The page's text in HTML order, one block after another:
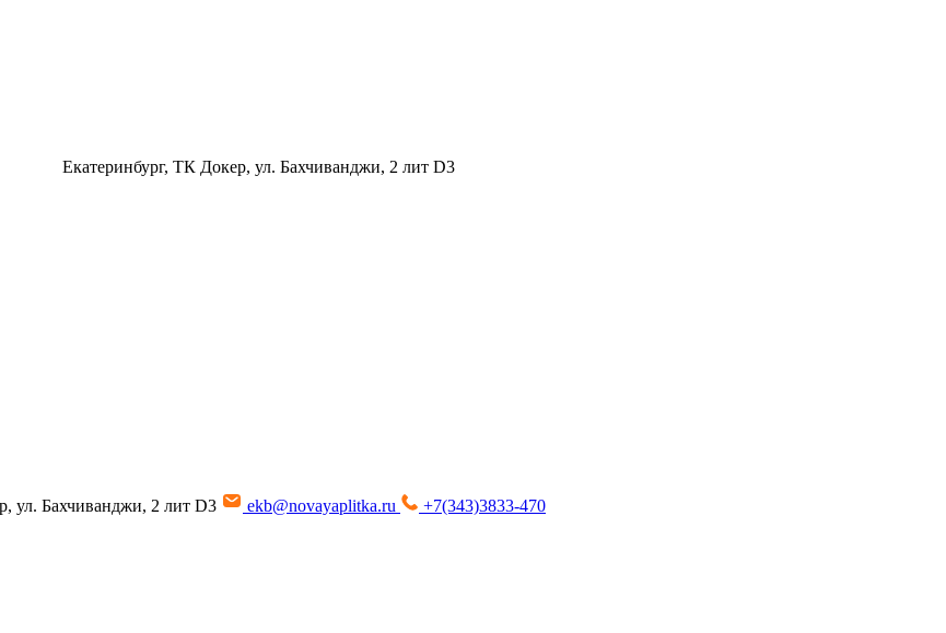
Екатеринбург, ТК Докер, ул. Бахчиванджи, 2 лит D3
ул. Бахчиванджи, 2 лит D3 ekb@novayaplitka.ru
+7(343)3833-470